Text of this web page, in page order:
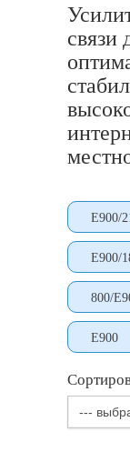
связи
E900/
E900/
800/
E900
---